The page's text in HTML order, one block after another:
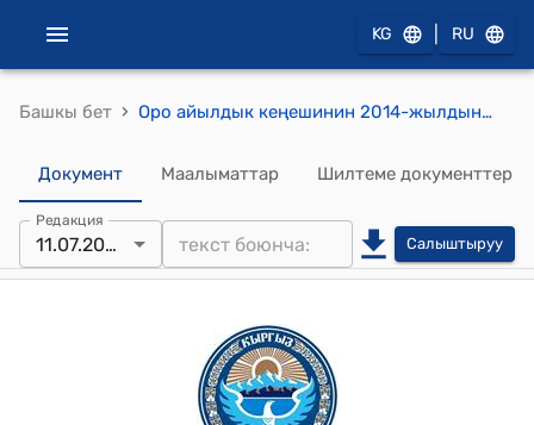
KG RU
Башкы бет › Оро айылдык кеңешинин 2014-жылдын 11-июлундагы № 01 (Оро айылдык кеңешинин 9-чакырылышынын кезексиз 15-сессиясы каралган маселелерди талкуулоо) боюнча
Документ Маалыматтар Шилтеме документтер
Редакция
11.07.2014 Салыштыруу